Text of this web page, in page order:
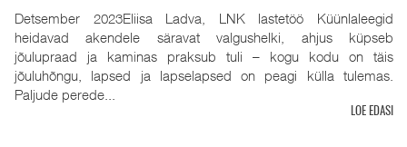
Detsember 2023Eliisa Ladva, LNK lastetöö Küünlaleegid
heidavad akendele säravat valgushelki, ahjus küpseb
jõulupraad ja kaminas praksub tuli – kogu kodu on täis
jõuluhõngu, lapsed ja lapselapsed on peagi külla tulemas.
Paljude perede...
LOE EDASI